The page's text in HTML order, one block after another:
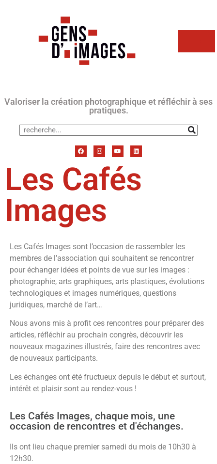
Valoriser la création photographique et réfléchir à ses
pratiques.
Les Cafés
Images
Les Cafés Images sont l’occasion de rassembler les
membres de l’association qui souhaitent se rencontrer
pour échanger idées et points de vue sur les images :
photographie, arts graphiques, arts plastiques, évolutions
technologiques et images numériques, questions
juridiques, marché de l’art…
Nous avons mis à profit ces rencontres pour préparer des
articles, réfléchir au prochain congrès, découvrir les
nouveaux magazines illustrés, faire des rencontres avec
de nouveaux participants.
Les échanges ont été fructueux depuis le début et surtout,
intérêt et plaisir sont au rendez-vous !
Les Cafés Images, chaque mois, une
occasion de rencontres et d'échanges.
Ils ont lieu chaque premier samedi du mois de 10h30 à
12h30.